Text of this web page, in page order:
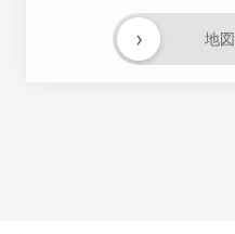
地
›